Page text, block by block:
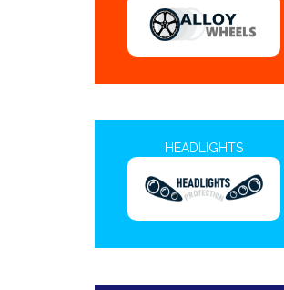
HEADLIGHTS